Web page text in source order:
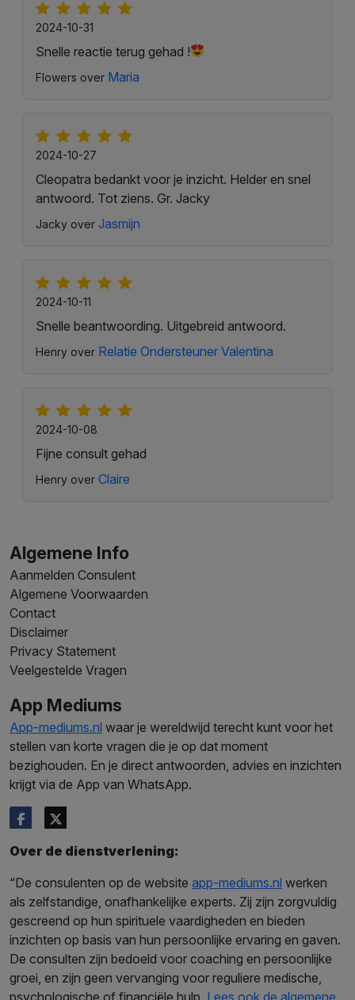
2024-10-31
Snelle reactie terug gehad !
Flowers over Maria
2024-10-27
Cleopatra bedankt voor je inzicht. Helder en snel
antwoord. Tot ziens. Gr. Jacky
Jacky over Jasmijn
2024-10-11
Snelle beantwoording. Uitgebreid antwoord.
Henry over Relatie Ondersteuner Valentina
2024-10-08
Fijne consult gehad
Henry over Claire
Algemene Info
Aanmelden Consulent
Algemene Voorwaarden
Contact
Disclaimer
Privacy Statement
Veelgestelde Vragen
App Mediums
App-mediums.nl waar je wereldwijd terecht kunt voor het
stellen van korte vragen die je op dat moment
bezighouden. En je direct antwoorden, advies en inzichten
krijgt via de App van WhatsApp.
Over de dienstverlening:
“De consulenten op de website app-mediums.nl werken
als zelfstandige, onafhankelijke experts. Zij zijn zorgvuldig
gescreend op hun spirituele vaardigheden en bieden
inzichten op basis van hun persoonlijke ervaring en gaven.
De consulten zijn bedoeld voor coaching en persoonlijke
groei, en zijn geen vervanging voor reguliere medische,
psychologische of financiële hulp. Lees ook de algemene